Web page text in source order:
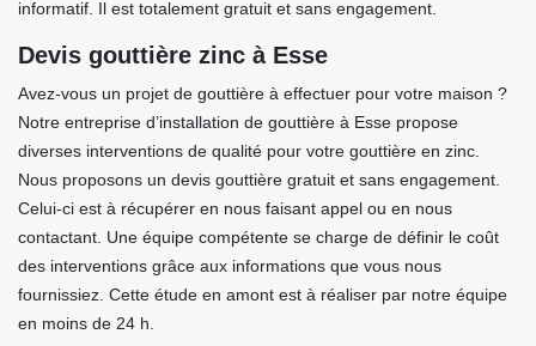
informatif. Il est totalement gratuit et sans engagement.
Devis gouttière zinc à Esse
Avez-vous un projet de gouttière à effectuer pour votre maison ?
Notre entreprise d’installation de gouttière à Esse propose
diverses interventions de qualité pour votre gouttière en zinc.
Nous proposons un devis gouttière gratuit et sans engagement.
Celui-ci est à récupérer en nous faisant appel ou en nous
contactant. Une équipe compétente se charge de définir le coût
des interventions grâce aux informations que vous nous
fournissiez. Cette étude en amont est à réaliser par notre équipe
en moins de 24 h.